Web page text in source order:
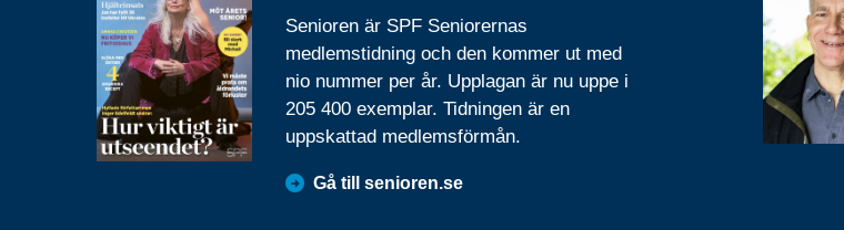
Senioren är SPF Seniorernas
medlemstidning och den kommer ut med
nio nummer per år. Upplagan är nu uppe i
205 400 exemplar. Tidningen är en
uppskattad medlemsförmån.
Gå till senioren.se